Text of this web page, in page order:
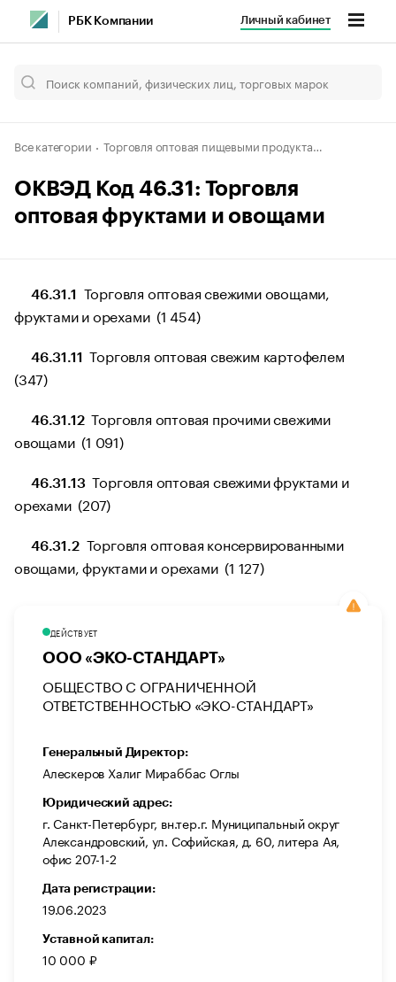
РБК Компании Личный кабинет
Все категории Торговля оптовая пищевыми продуктами, напитками и табачными изделиями
ОКВЭД Код 46.31: Торговля
оптовая фруктами и овощами
46.31.1
Торговля оптовая свежими овощами,
фруктами и орехами (1 454)
46.31.11
Торговля оптовая свежим картофелем
(347)
46.31.12 Торговля оптовая прочими свежими
овощами (1 091)
46.31.13 Торговля оптовая свежими фруктами и
орехами (207)
46.31.2 Торговля оптовая консервированными
овощами, фруктами и орехами (1 127)
ДЕЙСТВУЕТ
ООО «ЭКО-СТАНДАРТ»
ОБЩЕСТВО С ОГРАНИЧЕННОЙ
ОТВЕТСТВЕННОСТЬЮ «ЭКО-СТАНДАРТ»
Генеральный Директор:
Алескеров Халиг Мираббас Оглы
Юридический адрес:
г. Санкт-Петербург, вн.тер.г. Муниципальный округ
Александровский, ул. Софийская, д. 60, литера Ая,
офис 207-1-2
Дата регистрации:
19.06.2023
Уставной капитал:
10 000 ₽